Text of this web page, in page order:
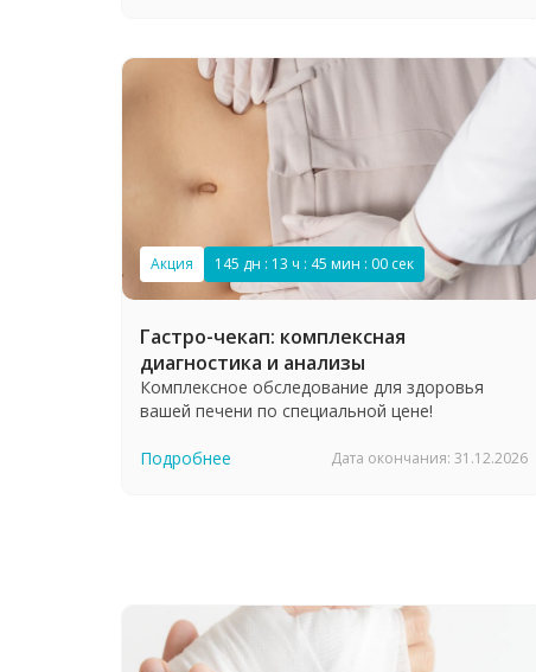
Акция 145 дн : 13 ч : 44 мин : 59 сек
Гастро-чекап: комплексная
диагностика и анализы
Комплексное обследование для здоровья
вашей печени по специальной цене!
Подробнее Дата окончания: 31.12.2026